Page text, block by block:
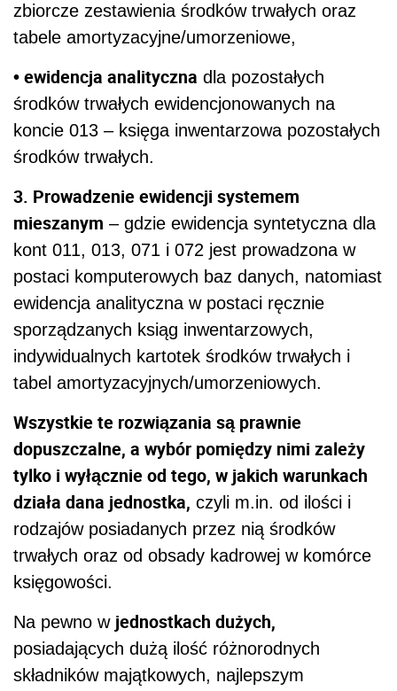
zbiorcze zestawienia środków trwałych oraz
tabele amortyzacyjne/umorzeniowe,
• ewidencja analityczna dla pozostałych
środków trwałych ewidencjonowanych na
koncie 013 – księga inwentarzowa pozostałych
środków trwałych.
3. Prowadzenie ewidencji systemem
mieszanym – gdzie ewidencja syntetyczna dla
kont 011, 013, 071 i 072 jest prowadzona w
postaci komputerowych baz danych, natomiast
ewidencja analityczna w postaci ręcznie
sporządzanych ksiąg inwentarzowych,
indywidualnych kartotek środków trwałych i
tabel amortyzacyjnych/umorzeniowych.
Wszystkie te rozwiązania są prawnie
dopuszczalne, a wybór pomiędzy nimi zależy
tylko i wyłącznie od tego, w jakich warunkach
działa dana jednostka, czyli m.in. od ilości i
rodzajów posiadanych przez nią środków
trwałych oraz od obsady kadrowej w komórce
księgowości.
Na pewno w jednostkach dużych,
posiadających dużą ilość różnorodnych
składników majątkowych, najlepszym